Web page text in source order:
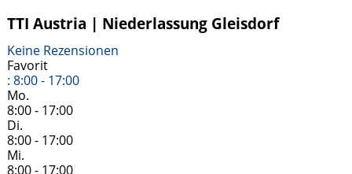
TTI Austria | Niederlassung Gleisdorf
Keine Rezensionen
Favorit
:8:00 - 17:00
Mo.
8:00 - 17:00
Di.
8:00 - 17:00
Mi.
8:00 - 17:00